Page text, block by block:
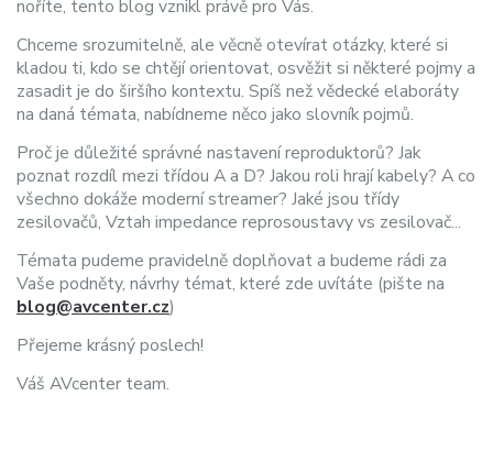
noříte, tento blog vznikl právě pro Vás.
Chceme srozumitelně, ale věcně otevírat otázky, které si
kladou ti, kdo se chtějí orientovat, osvěžit si některé pojmy a
zasadit je do širšího kontextu. Spíš než vědecké elaboráty
na daná témata, nabídneme něco jako slovník pojmů.
Proč je důležité správné nastavení reproduktorů? Jak
poznat rozdíl mezi třídou A a D? Jakou roli hrají kabely? A co
všechno dokáže moderní streamer? Jaké jsou třídy
zesilovačů, Vztah impedance reprosoustavy vs zesilovač...
Témata pudeme pravidelně doplňovat a budeme rádi za
Vaše podněty, návrhy témat, které zde uvítáte (pište na
blog@avcenter.cz)
Přejeme krásný poslech!
Váš AVcenter team.